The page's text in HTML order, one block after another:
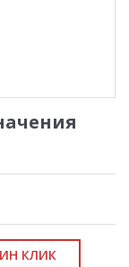
КЛИК